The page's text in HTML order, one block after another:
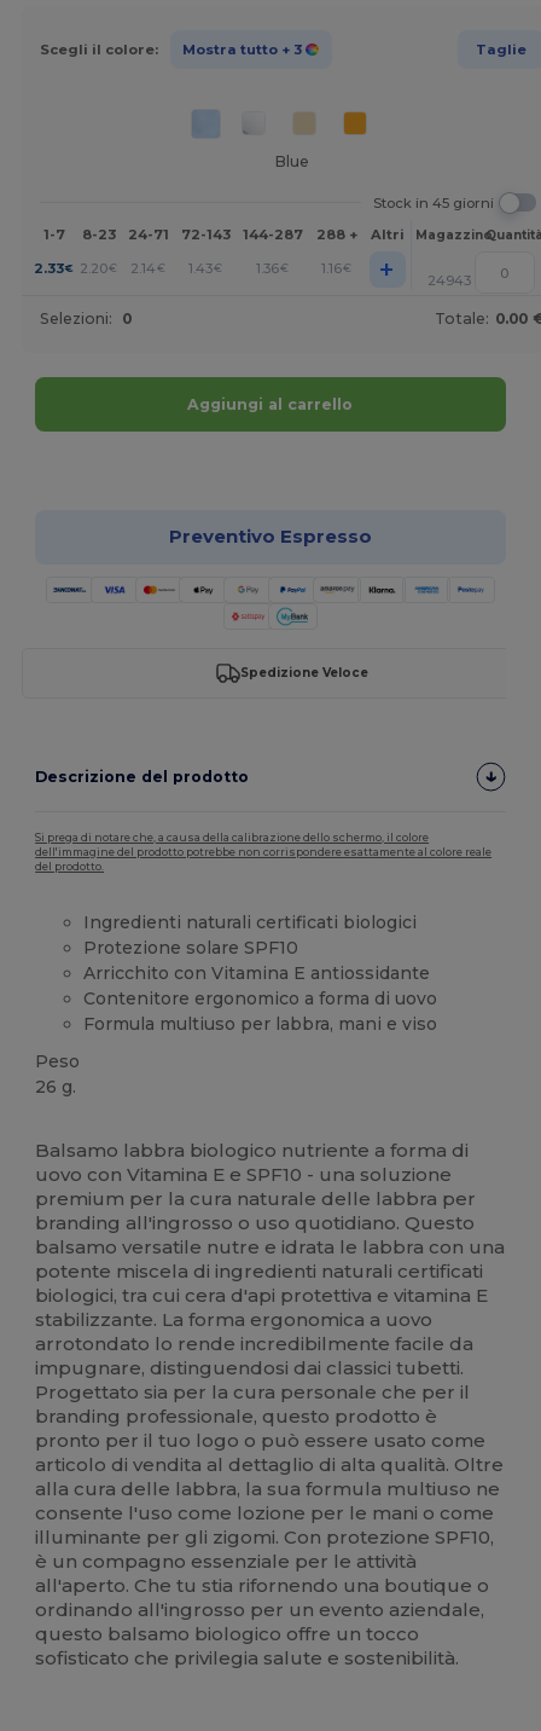
Scegli il colore: Mostra tutto + 3 Taglie
Blue
Stock in 45 giorni
1-7
8-23 24-71 72-143 144-287 288 + Altri Magazzino
2.33€ 2.20€ 2.14 € 1.43€ 1.36€ 1.16€ + 24943
Selezioni: 0 Totale: 0.00
Aggiungi al carrello
Preventivo Espresso
Spedizione Veloce
Descrizione del prodotto
Si prega di notare che, a causa della calibrazione dello schermo, il colore
dell'immagine del prodotto potrebbe non corrispondere esattamente al colore reale
del prodotto.
Ingredienti naturali certificati biologici
Protezione solare SPF10
Arricchito con Vitamina E antiossidante
Contenitore ergonomico a forma di uovo
Formula multiuso per labbra, mani e viso
Peso
26 g.
Balsamo labbra biologico nutriente a forma di
uovo con Vitamina E e SPF10 - una soluzione
premium per la cura naturale delle labbra per
branding all'ingrosso o uso quotidiano. Questo
balsamo versatile nutre e idrata le labbra con una
potente miscela di ingredienti naturali certificati
biologici, tra cui cera d'api protettiva e vitamina E
stabilizzante. La forma ergonomica a uovo
arrotondato lo rende incredibilmente facile da
impugnare, distinguendosi dai classici tubetti.
Progettato sia per la cura personale che per il
branding professionale, questo prodotto è
pronto per il tuo logo o può essere usato come
articolo di vendita al dettaglio di alta qualità. Oltre
alla cura delle labbra, la sua formula multiuso ne
consente l'uso come lozione per le mani o come
illuminante per gli zigomi. Con protezione SPF10,
è un compagno essenziale per le attività
all'aperto. Che tu stia rifornendo una boutique o
ordinando all'ingrosso per un evento aziendale,
questo balsamo biologico offre un tocco
sofisticato che privilegia salute e sostenibilità.